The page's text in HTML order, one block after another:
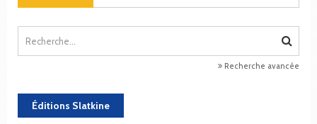
Recherche avancée
Éditions Slatkine